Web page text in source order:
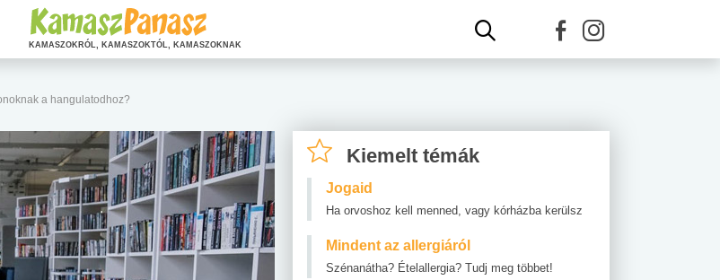
a hangulatodhoz?
Kiemelt témák
Jogaid
Ha orvoshoz kell menned, vagy kórházba kerülsz
Mindent az allergiáról
Szénanátha? Ételallergia? Tudj meg többet!
KAMASZOKRÓL, KAMASZOKTÓL, KAMASZOKNAK